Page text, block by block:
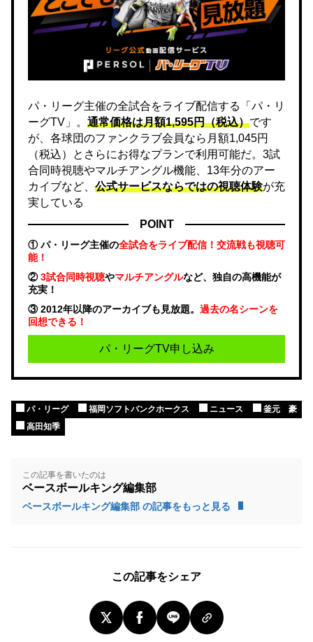
パ・リーグ主催の全試合をライブ配信する「パ・リ
ーグTV」。 通常価格は月額1,595円（税込）です
が、各球団のファンクラブ会員なら月額1,045円
（税込）とさらにお得なプランで利用可能だ。3試
合同時視聴やマルチアングル機能、13年分のアー
カイブなど、 公式サービスならではの視聴体験が充
実している
POINT
① パ・リーグ主催の全試合をライブ配信！交流戦も視聴可
能！
②3試合同時視聴やマルチアングルなど、独自の高機能が
充実！
③ 2012年以降のアーカイブも見放題。 過去の名シーンを
回想できる！
パ・リーグTV申し込み
パ・リーグ 福岡ソフトバンクホークス ニュース
釜元 豪
高田知季
この記事を書いたのは
ベースボールキング編集部
ベースボールキング編集部 の記事をもっと見る
この記事をシェア